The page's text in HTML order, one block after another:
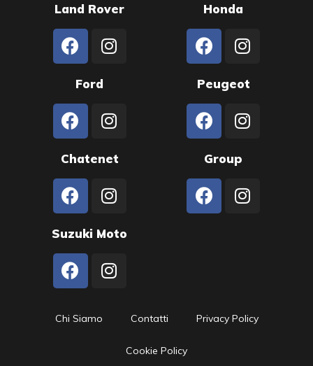
Land Rover Honda
Ford Peugeot
Chatenet Group
Suzuki Moto
Chi Siamo Contatti Privacy Policy
Cookie Policy